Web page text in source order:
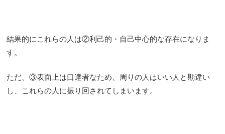
結果的にこれらの人は②利己的・自己中心的な存在になりま
す。
ただ、③表面上は口達者なため、周りの人はいい人と勘違い
し、これらの人に振り回されてしまいます。